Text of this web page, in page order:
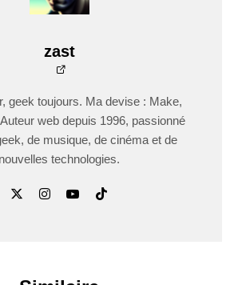
zast
geek toujours. Ma devise : Make,
web depuis 1996, passionné
de musique, de cinéma et de
nouvelles technologies.